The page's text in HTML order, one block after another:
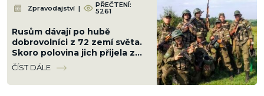
Zpravodajství | PŘEČTENÍ:
5261
Rusům dávají po hubě
dobrovolníci z 72 zemí světa.
Skoro polovina jich přijela z
Latinské Ameriky
ČÍST DÁLE